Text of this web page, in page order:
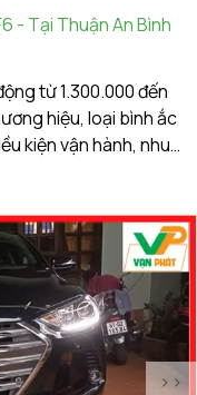
- Tại Thuận An Bình
từ 1.300.000 đến
hiệu, loại bình ắc
kiện vận hành, nhu
>>